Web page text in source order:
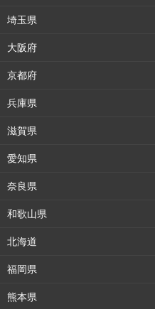
埼玉県
大阪府
京都府
兵庫県
滋賀県
愛知県
奈良県
和歌山県
北海道
福岡県
熊本県